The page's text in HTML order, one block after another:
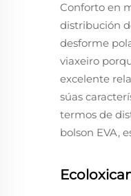
Conforto en
distribución
desforme
viaxeiro
excelente
súas
termos de
bolson EVA,